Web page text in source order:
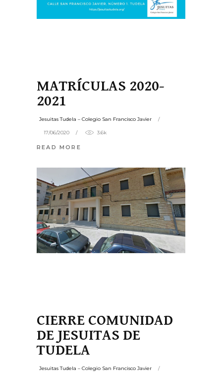
MATRÍCULAS 2020-
2021
Jesuitas Tudela – Colegio San Francisco Javier
17/06/2020 3.6k
READ MORE
CIERRE COMUNIDAD
DE JESUITAS DE
TUDELA
Jesuitas Tudela – Colegio San Francisco Javier